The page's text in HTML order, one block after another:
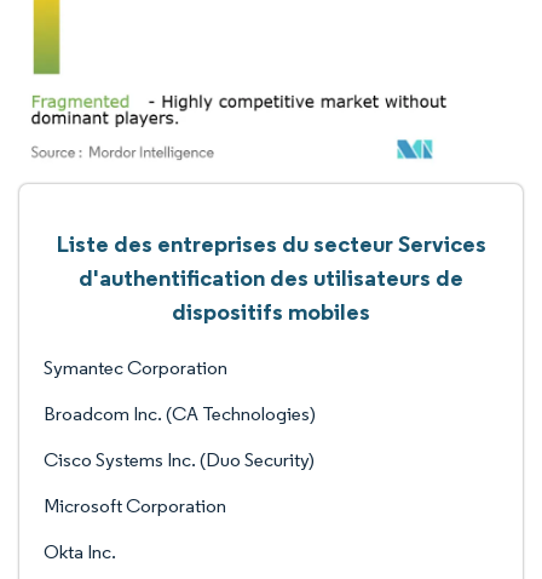
Liste des entreprises du secteur Services
d'authentification des utilisateurs de
dispositifs mobiles
Symantec Corporation
Broadcom Inc. (CA Technologies)
Cisco Systems Inc. (Duo Security)
Microsoft Corporation
Okta Inc.